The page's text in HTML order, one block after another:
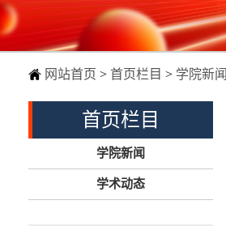
网站首页 > 首页栏目 > 学院新闻
首页栏目
学院新闻
学术动态